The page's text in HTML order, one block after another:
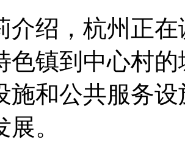
介绍，杭州正
色镇到中心村
施和公共服务
。